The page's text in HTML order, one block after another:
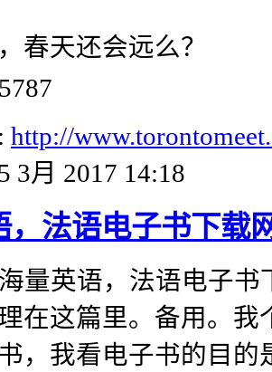
春天还会远么？
http://
3月 2017 14:18
，法语电子书下载
量英语，法语电子
在这篇里。备用。
，我看电子书的目